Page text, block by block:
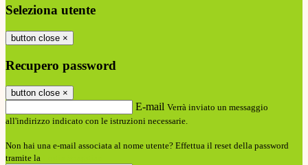
Seleziona utente
button close ×
Recupero password
button close ×
E-mail Verrà inviato un messaggio
all'indirizzo indicato con le istruzioni necessarie.
Non hai una e-mail associata al nome utente? Effettua il reset della password
tramite la